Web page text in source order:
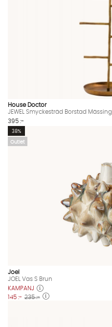
House Doctor
JEWEL Smyckesträd Borstad Mässing
395 :-
Outlet
38%
Joel
JOEL Vas S Brun
KAMPANJ
145 :- 235 :-